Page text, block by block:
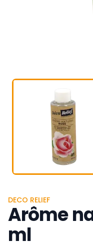
DECO RELIEF
Arôme
ml